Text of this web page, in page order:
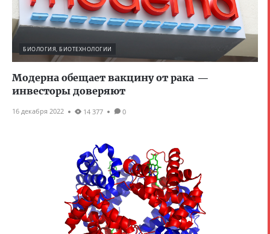
БИОЛОГИЯ, БИОТЕХНОЛОГИИ
Модерна обещает вакцину от рака —
инвесторы доверяют
16 декабря 2022 14 377 0